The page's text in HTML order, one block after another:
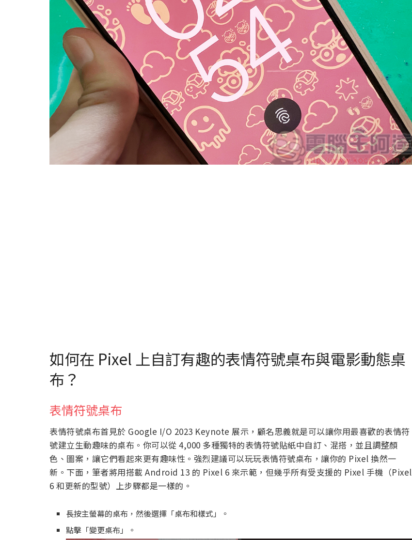
如何在 Pixel 上自訂有趣的表情符號桌布與電影動態桌
布？
表情符號桌布
表情符號桌布首見於 Google I/O 2023 Keynote 展示，顧名思義就是可以讓你用最喜歡的表情符
號建立生動趣味的桌布。你可以從 4,000 多種獨特的表情符號貼紙中自訂、混搭，並且調整顏
色、圖案，讓它們看起來更有趣味性。強烈建議可以玩玩表情符號桌布，讓你的 Pixel 換然一
新。下面，筆者將用搭載 Android 13 的 Pixel 6 來示範，但幾乎所有受支援的 Pixel 手機（Pixel
6 和更新的型號）上步驟都是一樣的。
長按主螢幕的桌布，然後選擇「桌布和樣式」。
點擊「變更桌布」。